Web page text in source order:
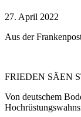
27. April 2022
Aus der
FRIEDEN SÄEN
Von deutschem